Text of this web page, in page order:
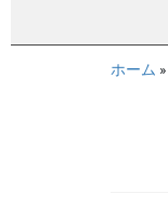
ホーム »